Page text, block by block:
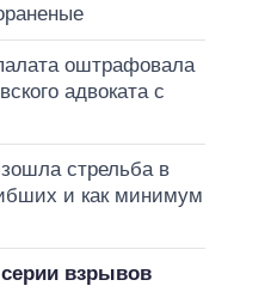
оштрафовала
адвоката с
стрельба в
и как минимум
взрывов